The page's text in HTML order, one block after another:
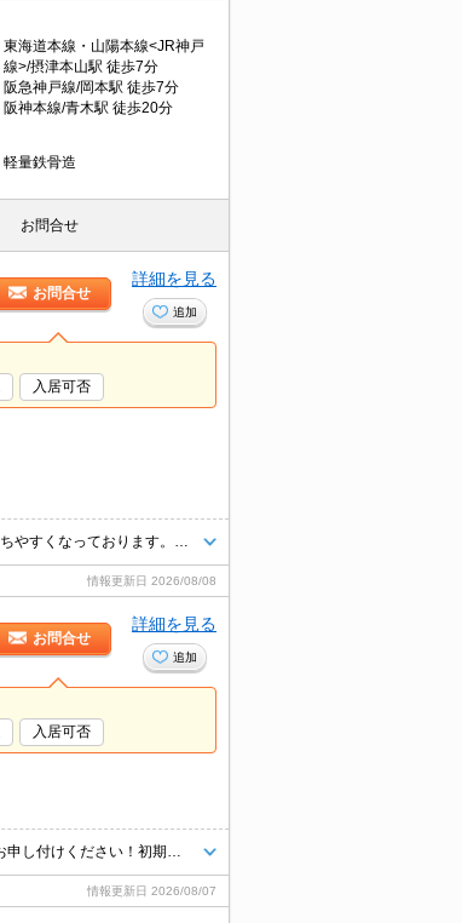
東海道本線・山陽本線<JR神戸
線>/摂津本山駅 徒歩7分
阪急神戸線/岡本駅 徒歩7分
阪神本線/青木駅 徒歩20分
軽量鉄骨造
お問合せ
お問合せ
詳細を見る
追加
入居可否
情報更新日 2026/08/08
お問合せ
詳細を見る
追加
入居可否
情報更新日 2026/08/07